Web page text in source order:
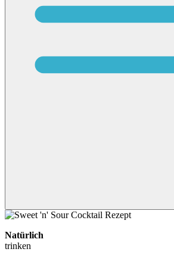
Natürlich
trinken